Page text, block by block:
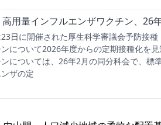
高用量インフルエンザワクチン、26
日に開催された厚生科学審議会予防接
について2026年度からの定期接種化を
については、26年2月の同分科会で、標
ザの定